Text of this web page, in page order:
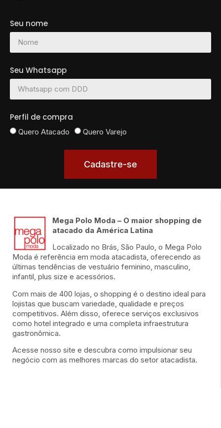
Seu nome
Seu Whatsapp
Perfil de compra
Quero Atacado Quero Varejo
Cadastre-se
Mega Polo Moda – O maior shopping de
atacado da América Latina
Localizado no Brás, São Paulo, o Mega Polo
Moda é referência em moda atacadista, oferecendo as
últimas tendências de vestuário feminino, masculino,
infantil, plus size e acessórios.
Com mais de 400 lojas, o shopping é o destino ideal para
lojistas que buscam variedade, qualidade e preços
competitivos. Além disso, oferece serviços exclusivos
como hotel integrado e uma completa infraestrutura
gastronômica.
Acesse nosso site e descubra como impulsionar seu
negócio com as melhores marcas do setor atacadista.